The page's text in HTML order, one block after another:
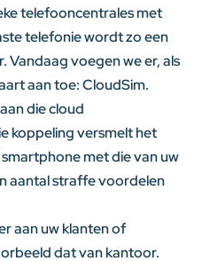
telefooncentrales met
telefonie wordt zo een
Vandaag voegen we er, als
aan toe: CloudSim.
die cloud
koppeling versmelt het
met die van uw
aantal straffe voordelen
aan uw klanten of
dat van kantoor.